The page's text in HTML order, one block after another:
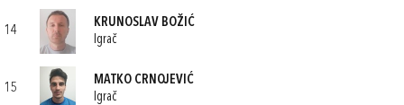
14
KRUNOSLAV BOŽIĆ
Igrač
15
MATKO CRNOJEVIĆ
Igrač